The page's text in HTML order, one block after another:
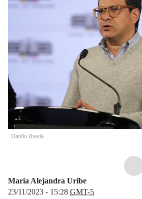
Danilo Rueda.
Maria Alejandra Uribe
23/11/2023 - 15:28 GMT-5